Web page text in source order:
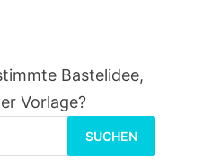
Bastelidee,
Vorlage?
u